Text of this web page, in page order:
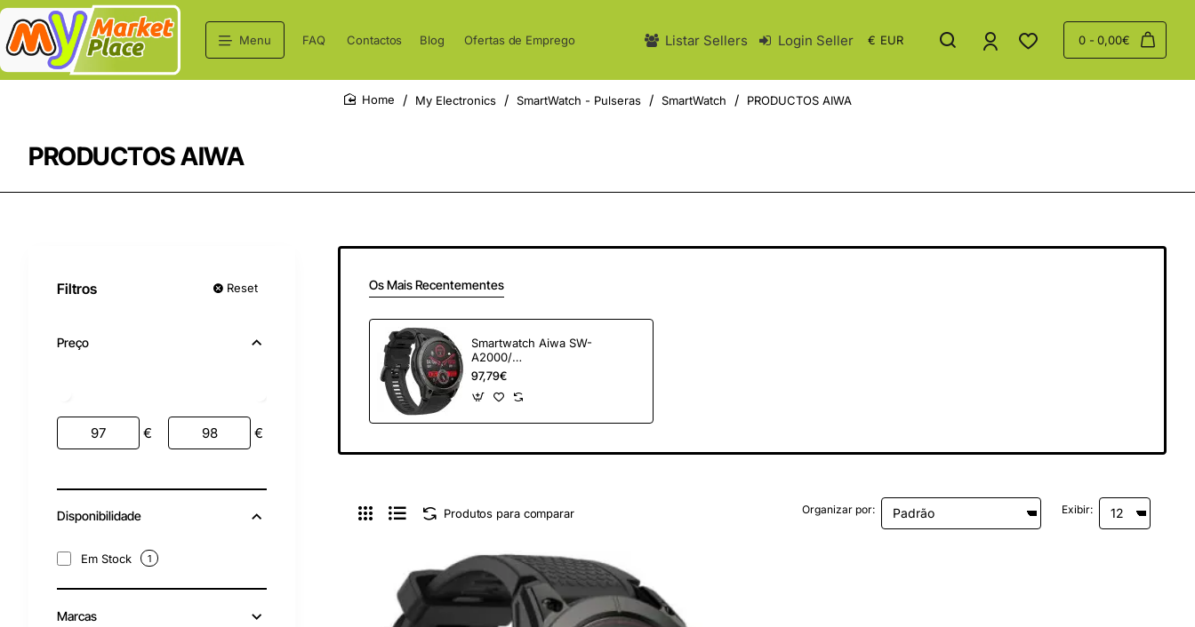
Menu FAQ Contactos Blog Ofertas de Emprego Listar Sellers Login Seller € EUR 0 - 0,00€
PRODUCTOS AIWA
My Electronics SmartWatch - Pulseras SmartWatch PRODUCTOS AIWA
Filtros Reset
Preço
€ €
Disponibilidade
Em Stock 1
Marcas
Os Mais Recentementes
Smartwatch Aiwa SW-
A2000/
Notificaciones/
Frecuencia Cardíaca/
GPS/ Negro
97,79€
Produtos para comparar Organizar por: Exibir: